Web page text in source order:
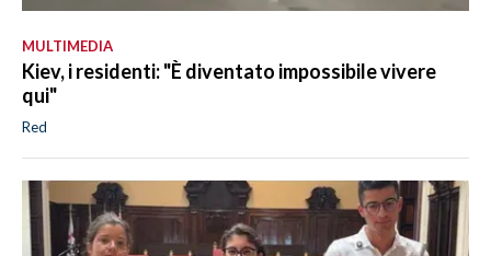
MULTIMEDIA
Kiev, i residenti: "È diventato impossibile vivere
qui"
Red